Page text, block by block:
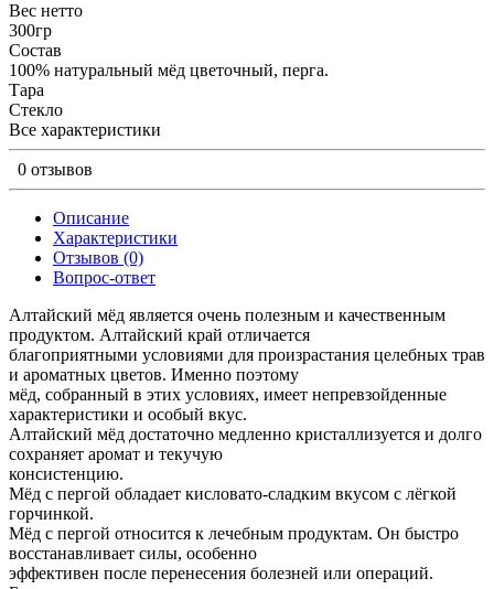
Вес нетто
300гр
Состав
100% натуральный мёд цветочный, перга.
Тара
Стекло
Все характеристики
0 отзывов
Описание
Характеристики
Отзывов (0)
Вопрос-ответ
Алтайский мёд является очень полезным и качественным
продуктом. Алтайский край отличается
благоприятными условиями для произрастания целебных трав
и ароматных цветов. Именно поэтому
мёд, собранный в этих условиях, имеет непревзойденные
характеристики и особый вкус.
Алтайский мёд достаточно медленно кристаллизуется и долго
сохраняет аромат и текучую
консистенцию.
Мёд с пергой обладает кисловато-сладким вкусом с лёгкой
горчинкой.
Мёд с пергой относится к лечебным продуктам. Он быстро
восстанавливает силы, особенно
эффективен после перенесения болезней или операций.